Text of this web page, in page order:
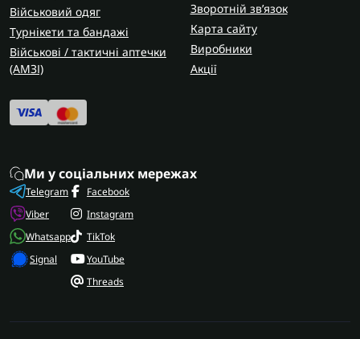
Військовий одяг
Турнікети та бандажі
Військові / тактичні аптечки
(AMЗІ)
Зворотній зв’язок
Карта сайту
Виробники
Акції
Ми у соціальних мережах
Telegram
Viber
Whatsapp
Signal
Facebook
Instagram
TikTok
YouTube
Threads